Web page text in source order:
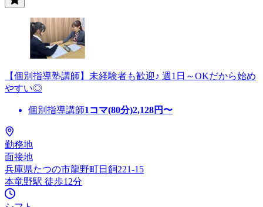
【個別指導塾講師】未経験者も歓迎♪ 週1日～OKだから始め
やすい◎
個別指導講師1コマ(80分)2,128円〜
勤務地
面接地
兵庫県たつの市龍野町日飼221-15
本竜野駅 徒歩12分